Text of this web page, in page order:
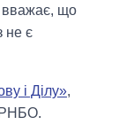
вважає, що
не є
і Ділу»,
РНБО.